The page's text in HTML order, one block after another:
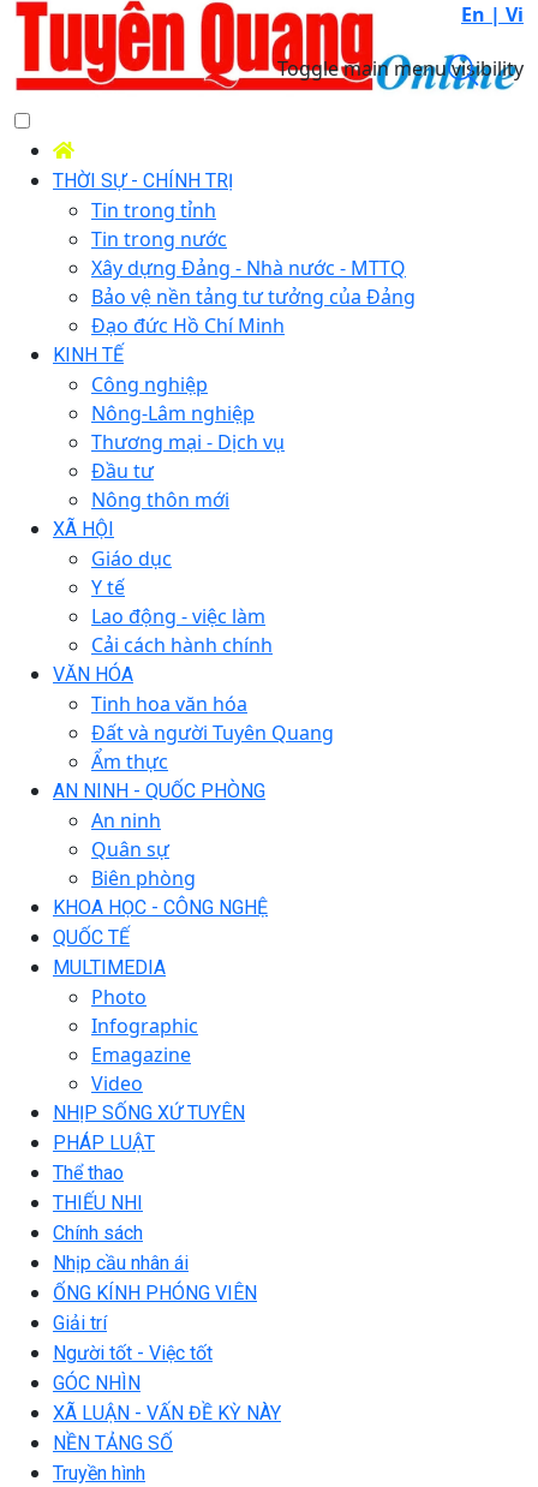
En | Vi
Toggle main menu visibility
THỜI SỰ - CHÍNH TRỊ
Tin trong tỉnh
Tin trong nước
Xây dựng Đảng - Nhà nước - MTTQ
Bảo vệ nền tảng tư tưởng của Đảng
Đạo đức Hồ Chí Minh
KINH TẾ
Công nghiệp
Nông-Lâm nghiệp
Thương mại - Dịch vụ
Đầu tư
Nông thôn mới
XÃ HỘI
Giáo dục
Y tế
Lao động - việc làm
Cải cách hành chính
VĂN HÓA
Tinh hoa văn hóa
Đất và người Tuyên Quang
Ẩm thực
AN NINH - QUỐC PHÒNG
An ninh
Quân sự
Biên phòng
KHOA HỌC - CÔNG NGHỆ
QUỐC TẾ
MULTIMEDIA
Photo
Infographic
Emagazine
Video
NHỊP SỐNG XỨ TUYÊN
PHÁP LUẬT
Thể thao
THIẾU NHI
Chính sách
Nhịp cầu nhân ái
ỐNG KÍNH PHÓNG VIÊN
Giải trí
Người tốt - Việc tốt
GÓC NHÌN
XÃ LUẬN - VẤN ĐỀ KỲ NÀY
NỀN TẢNG SỐ
Truyền hình